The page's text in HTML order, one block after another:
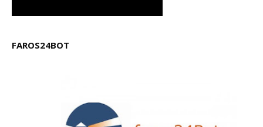
FAROS24BOT